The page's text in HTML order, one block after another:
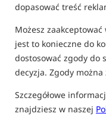
dopasować treść
Możesz
jest to konieczne do
dostosować zgody do
decyzja. Zgody
Szczegółowe
znajdziesz w naszej